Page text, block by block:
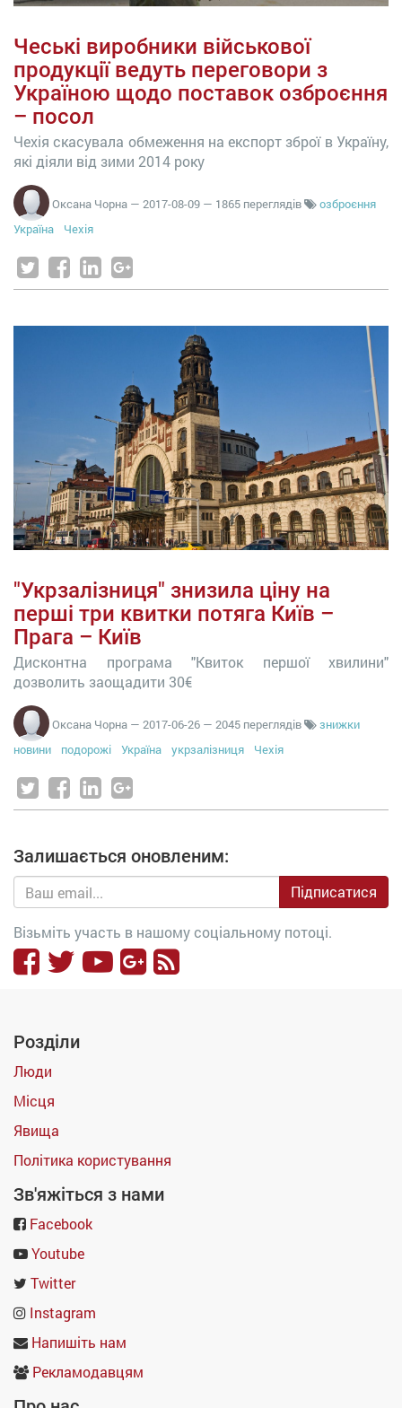
Чеські виробники військової
продукції ведуть переговори з
Україною щодо поставок озброєння
– посол
Чехія скасувала обмеження на експорт зброї в Україну,
які діяли від зими 2014 року
Оксана Чорна — 2017-08-09 — 1865 переглядів
озброєння
Україна
Чехія
"Укрзалізниця" знизила ціну на
перші три квитки потяга Київ –
Прага – Київ
Дисконтна програма "Квиток першої хвилини"
дозволить заощадити 30€
Оксана Чорна — 2017-06-26 — 2045 переглядів
знижки
новини
подорожі Україна укрзалізниця Чехія
Залишається оновленим:
Підписатися
Візьміть участь в нашому соціальному потоці.
Розділи
Люди
Місця
Явища
Політика користування
Зв'яжіться з нами
Facebook
Youtube
Twitter
Instagram
Напишіть нам
Рекламодавцям